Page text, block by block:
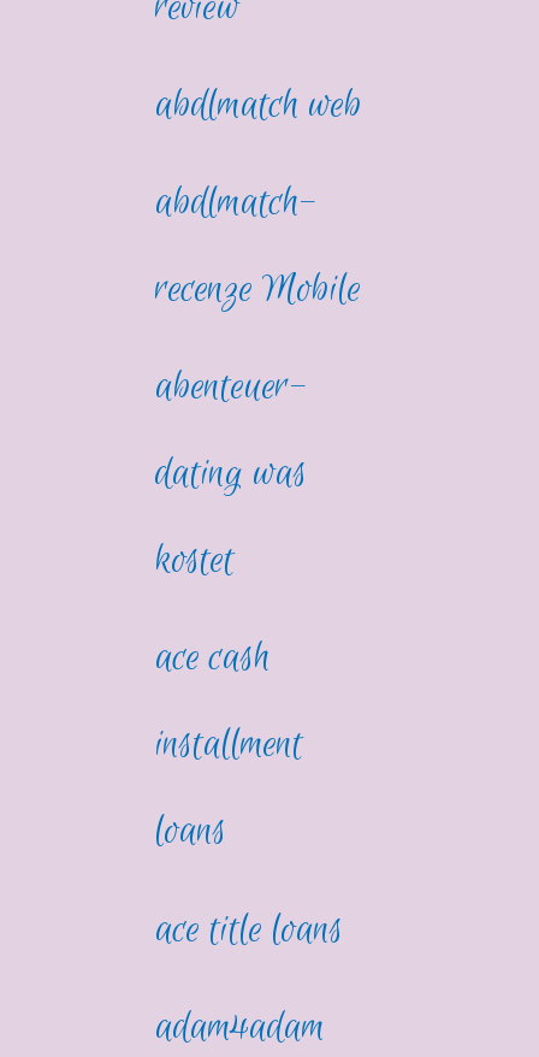
abdlmatch web
abdlmatch-
recenze Mobile
abenteuer-
dating was
kostet
ace cash
installment
loans
ace title loans
adam4adam